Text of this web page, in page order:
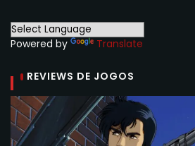
Powered by Translate
REVIEWS DE JOGOS